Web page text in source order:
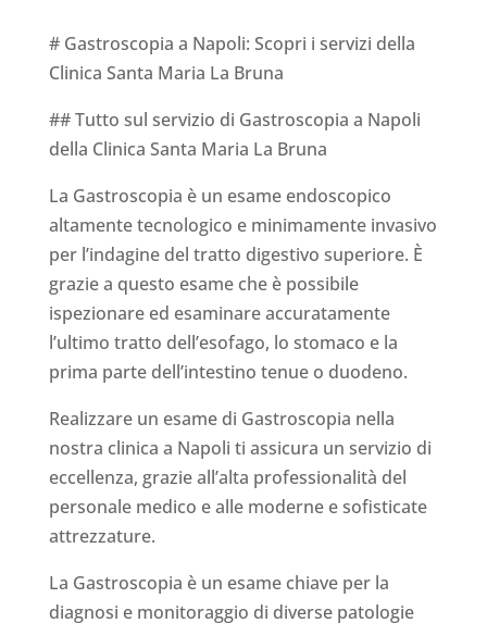
# Gastroscopia a Napoli: Scopri i servizi della
Clinica Santa Maria La Bruna
## Tutto sul servizio di Gastroscopia a Napoli
della Clinica Santa Maria La Bruna
La Gastroscopia è un esame endoscopico
altamente tecnologico e minimamente invasivo
per l’indagine del tratto digestivo superiore. È
grazie a questo esame che è possibile
ispezionare ed esaminare accuratamente
l’ultimo tratto dell’esofago, lo stomaco e la
prima parte dell’intestino tenue o duodeno.
Realizzare un esame di Gastroscopia nella
nostra clinica a Napoli ti assicura un servizio di
eccellenza, grazie all’alta professionalità del
personale medico e alle moderne e sofisticate
attrezzature.
La Gastroscopia è un esame chiave per la
diagnosi e monitoraggio di diverse patologie